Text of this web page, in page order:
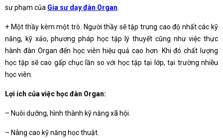
sư phạm của Gia sư dạy đàn Organ
+ Một thầy kèm một trò. Người thầy sẽ tập trung cao độ nhất các kỹ
năng, kỹ xảo, phương pháp học tập lý thuyết cũng như việc thực
hành đàn Organ đến học viên hiệu quả cao hơn. Khi đó chất lượng
học tập sẽ cao gấp chục lần so với học tập tại lớp, tại trường nhiều
học viên.
Lợi ích của việc học đàn Organ:
– Nuôi dưỡng, hình thành kỹ năng xã hội.
– Nâng cao kỹ năng học thuật.